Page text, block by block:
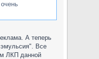
А теперь
эмульсия". Все
ЛКП данной